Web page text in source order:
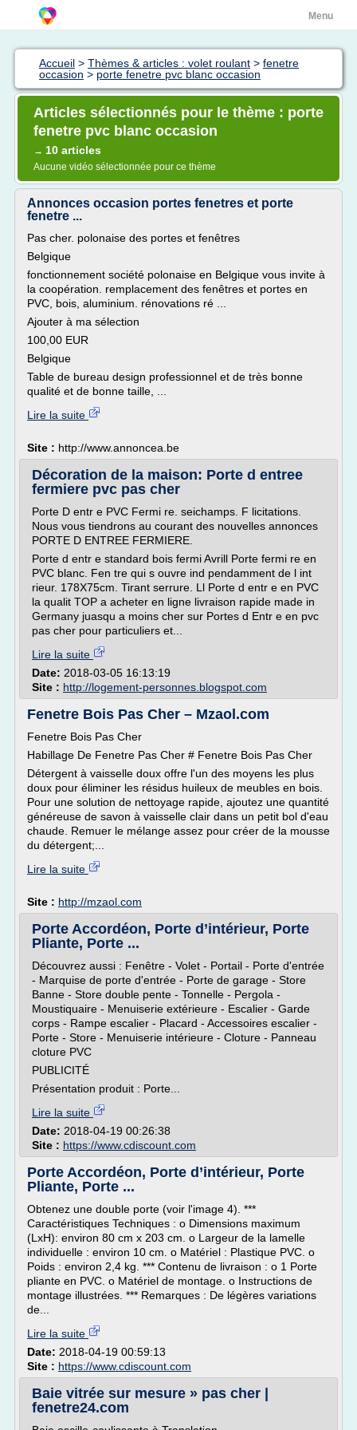
Menu
Accueil > Thèmes & articles : volet roulant > fenetre
occasion > porte fenetre pvc blanc occasion
Articles sélectionnés pour le thème : porte
fenetre pvc blanc occasion
→ 10 articles
Aucune vidéo sélectionnée pour ce thème
Annonces occasion portes fenetres et porte
fenetre ...
Pas cher. polonaise des portes et fenêtres
Belgique
fonctionnement société polonaise en Belgique vous invite à
la coopération. remplacement des fenêtres et portes en
PVC, bois, aluminium. rénovations ré ...
Ajouter à ma sélection
100,00 EUR
Belgique
Table de bureau design professionnel et de très bonne
qualité et de bonne taille, ...
Lire la suite
Site : http://www.annoncea.be
Décoration de la maison: Porte d entree
fermiere pvc pas cher
Porte D entr e PVC Fermi re. seichamps. F licitations.
Nous vous tiendrons au courant des nouvelles annonces
PORTE D ENTREE FERMIERE.
Porte d entr e standard bois fermi Avrill Porte fermi re en
PVC blanc. Fen tre qui s ouvre ind pendamment de l int
rieur. 178X75cm. Tirant serrure. Ll Porte d entr e en PVC
la qualit TOP a acheter en ligne livraison rapide made in
Germany juasqu a moins cher sur Portes d Entr e en pvc
pas cher pour particuliers et...
Lire la suite
Date: 2018-03-05 16:13:19
Site : http://logement-personnes.blogspot.com
Fenetre Bois Pas Cher – Mzaol.com
Fenetre Bois Pas Cher
Habillage De Fenetre Pas Cher # Fenetre Bois Pas Cher
Détergent à vaisselle doux offre l'un des moyens les plus
doux pour éliminer les résidus huileux de meubles en bois.
Pour une solution de nettoyage rapide, ajoutez une quantité
généreuse de savon à vaisselle clair dans un petit bol d'eau
chaude. Remuer le mélange assez pour créer de la mousse
du détergent;...
Lire la suite
Site : http://mzaol.com
Porte Accordéon, Porte d’intérieur, Porte
Pliante, Porte ...
Découvrez aussi : Fenêtre - Volet - Portail - Porte d'entrée
- Marquise de porte d'entrée - Porte de garage - Store
Banne - Store double pente - Tonnelle - Pergola -
Moustiquaire - Menuiserie extérieure - Escalier - Garde
corps - Rampe escalier - Placard - Accessoires escalier -
Porte - Store - Menuiserie intérieure - Cloture - Panneau
cloture PVC
PUBLICITÉ
Présentation produit : Porte...
Lire la suite
Date: 2018-04-19 00:26:38
Site : https://www.cdiscount.com
Porte Accordéon, Porte d’intérieur, Porte
Pliante, Porte ...
Obtenez une double porte (voir l'image 4). ***
Caractéristiques Techniques : o Dimensions maximum
(LxH): environ 80 cm x 203 cm. o Largeur de la lamelle
individuelle : environ 10 cm. o Matériel : Plastique PVC. o
Poids : environ 2,4 kg. *** Contenu de livraison : o 1 Porte
pliante en PVC. o Matériel de montage. o Instructions de
montage illustrées. *** Remarques : De légères variations
de...
Lire la suite
Date: 2018-04-19 00:59:13
Site : https://www.cdiscount.com
Baie vitrée sur mesure » pas cher |
fenetre24.com